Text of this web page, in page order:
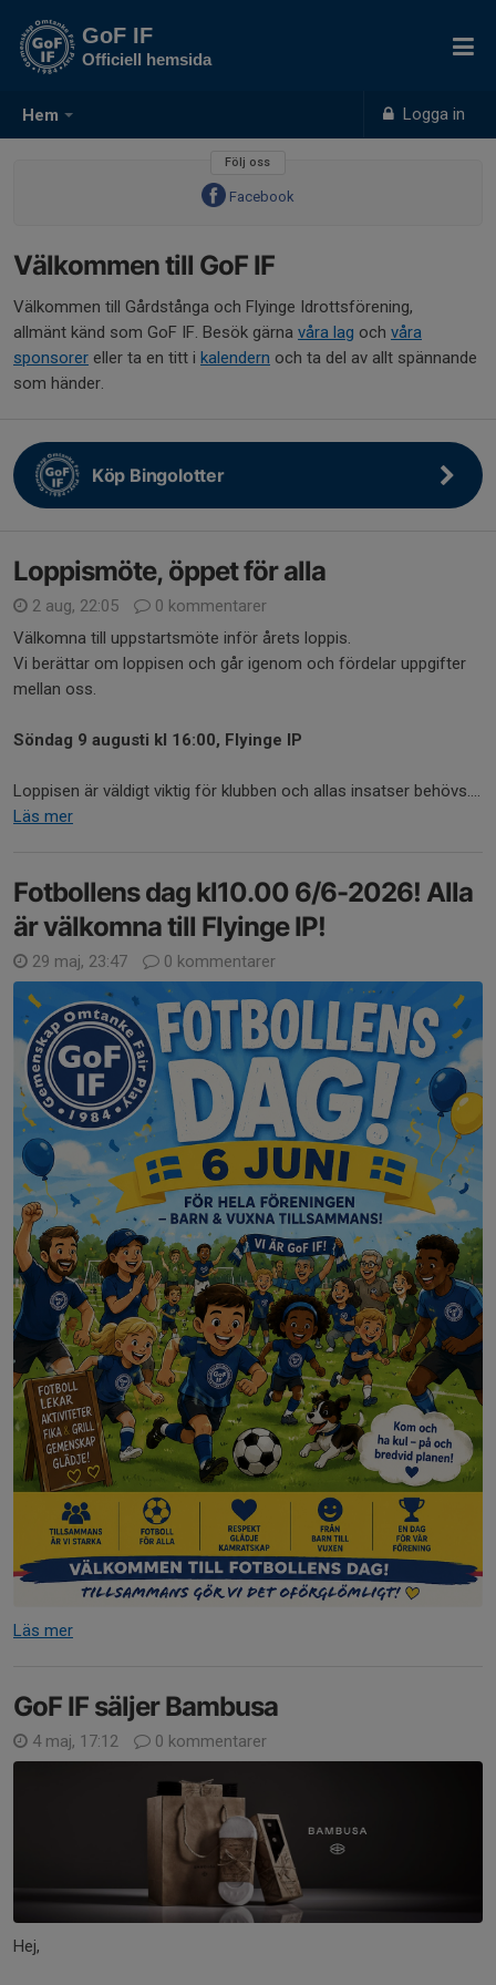
Hem Logga in
GoF IF
Officiell hemsida
Följ oss
Facebook
Välkommen till GoF IF
Välkommen till Gårdstånga och Flyinge Idrottsförening,
allmänt känd som GoF IF. Besök gärna våra lag och våra
sponsorer eller ta en titt i kalendern och ta del av allt spännande
som händer.
Köp Bingolotter
Loppismöte, öppet för alla
2 aug, 22:05
0 kommentarer
Välkomna till uppstartsmöte inför årets loppis.
Vi berättar om loppisen och går igenom och fördelar uppgifter
mellan oss.
Söndag 9 augusti kl 16:00, Flyinge IP
Loppisen är väldigt viktig för klubben och allas insatser behövs....
Läs mer
Fotbollens dag kl10.00 6/6-2026! Alla
är välkomna till Flyinge IP!
29 maj, 23:47 0 kommentarer
Läs mer
GoF IF säljer Bambusa
4 maj, 17:12 0 kommentarer
Hej,